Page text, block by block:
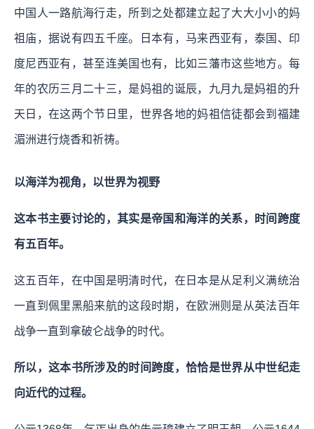
中国人一路航海行走，所到之处都建立起了大大小小的妈
祖庙，据说有四五千座。日本有，马来西亚有，泰国、印
度尼西亚有，甚至连美国也有，比如三藩市这些地方。每
年的农历三月二十三，是妈祖的诞辰，九月九是妈祖的升
天日，在这两个节日里，世界各地的妈祖信徒都会到福建
湄洲进行烧香和祈祷。
以海洋为视角，以世界为视野
这本书主要讨论的，其实是帝国和海洋的关系，时间跨度
有五百年。
这五百年，在中国是明清时代，在日本是从足利义满统治
一直到佩里黑船来航的这段时期，在欧洲则是从英法百年
战争一直到拿破仑战争的时代。
所以，这本书所涉及的时间跨度，恰恰是世界从中世纪走
向近代的过程。